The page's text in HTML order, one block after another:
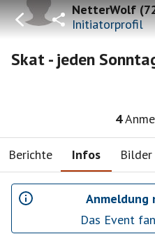
NetterWolf(
Initiatorprofil
Skat - jeden
4
Berichte Infos Bilder
Anmeldung
Das Event